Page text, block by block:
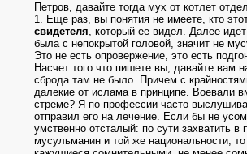
Петров, давайте тогда мух от котлет
1. Еще раз, вы понятия не имеете, кто
свидетеля, который ее видел. Далее
была с непокрытой головой, значит не
Это не есть опровержение, это есть
Насчет того что пишете вы, давайте вам
сброда там не было. Причем с
далекие от ислама в принципе. Воевали
стреме? Я по профессии часто
отправил его на лечение. Если бы не
умственно отсталый: по сути захватить
мусульманин и той же национальности,